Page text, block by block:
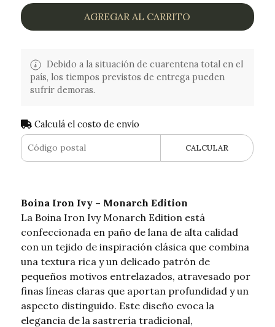
AGREGAR AL CARRITO
Debido a la situación de cuarentena total en el
país, los tiempos previstos de entrega pueden
sufrir demoras.
Calculá el costo de envío
CALCULAR
Boina Iron Ivy – Monarch Edition
La Boina Iron Ivy Monarch Edition está
confeccionada en paño de lana de alta calidad
con un tejido de inspiración clásica que combina
una textura rica y un delicado patrón de
pequeños motivos entrelazados, atravesado por
finas líneas claras que aportan profundidad y un
aspecto distinguido. Este diseño evoca la
elegancia de la sastrería tradicional,